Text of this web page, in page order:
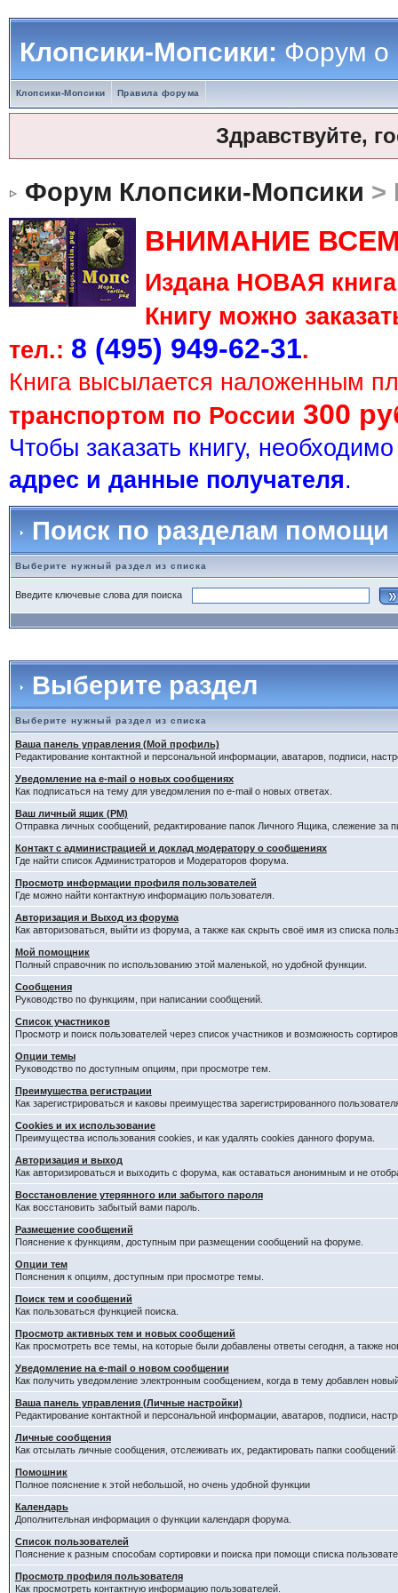
Клопсики-Мопсики:Форум о
Клопсики-Мопсики Правила форума
Здравствуйте,
Форум Клопсики-Мопсики >
ВНИМАНИЕ
Издана НОВАЯ
Книгу можно
тел.: 8 (495) 949-62-31.
Книга высылается наложенным
транспортом по России 300
Чтобы заказать книгу,
адрес и данные получателя.
Поиск по разделам помощи
Выберите нужный раздел из списка
Введите ключевые слова для поиска
Выберите раздел
Выберите нужный раздел из списка
Ваша панель управления (Мой профиль)
Редактирование контактной и персональной информации, аватаров, подписи,
Уведомление на e-mail о новых сообщениях
Как подписаться на тему для уведомления по e-mail о новых ответах.
Ваш личный ящик (PM)
Отправка личных сообщений, редактирование папок Личного Ящика, слежение за
Контакт с администрацией и доклад модератору о сообщениях
Где найти список Администраторов и Модераторов форума.
Просмотр информации профиля пользователей
Где можно найти контактную информацию пользователя.
Авторизация и Выход из форума
Как авторизоваться, выйти из форума, а также как скрыть своё имя из списка
Мой помощник
Полный справочник по использованию этой маленькой, но удобной функции.
Сообщения
Руководство по функциям, при написании сообщений.
Список участников
Просмотр и поиск пользователей через список участников и возможность
Опции темы
Руководство по доступным опциям, при просмотре тем.
Преимущества регистрации
Как зарегистрироваться и каковы преимущества зарегистрированного
Cookies и их использование
Преимущества использования cookies, и как удалять cookies данного форума.
Авторизация и выход
Как авторизироваться и выходить с форума, как оставаться анонимным и не
Восстановление утерянного или забытого пароля
Как восстановить забытый вами пароль.
Размещение сообщений
Пояснение к функциям, доступным при размещении сообщений на форуме.
Опции тем
Пояснения к опциям, доступным при просмотре темы.
Поиск тем и сообщений
Как пользоваться функцией поиска.
Просмотр активных тем и новых сообщений
Как просмотреть все темы, на которые были добавлены ответы сегодня, а также
Уведомление на е-mail о новом сообщении
Как получить уведомление электронным сообщением, когда в тему добавлен
Ваша панель управления (Личные настройки)
Редактирование контактной и персональной информации, аватаров, подписи,
Личные сообщения
Как отсылать личные сообщения, отслеживать их, редактировать папки
Помошник
Полное пояснение к этой небольшой, но очень удобной функции
Календарь
Дополнительная информация о функции календаря форума.
Список пользователей
Пояснение к разным способам сортировки и поиска при помощи списка
Просмотр профиля пользователя
Как просмотреть контактную информацию пользователей.